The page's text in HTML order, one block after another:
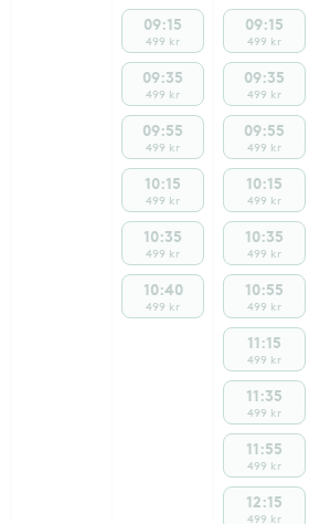
09:15
499 kr
09:35
499 kr
09:55
499 kr
10:15
499 kr
10:35
499 kr
10:40
499 kr
09:15
499 kr
09:35
499 kr
09:55
499 kr
10:15
499 kr
10:35
499 kr
10:55
499 kr
11:15
499 kr
11:35
499 kr
11:55
499 kr
12:15
499 kr